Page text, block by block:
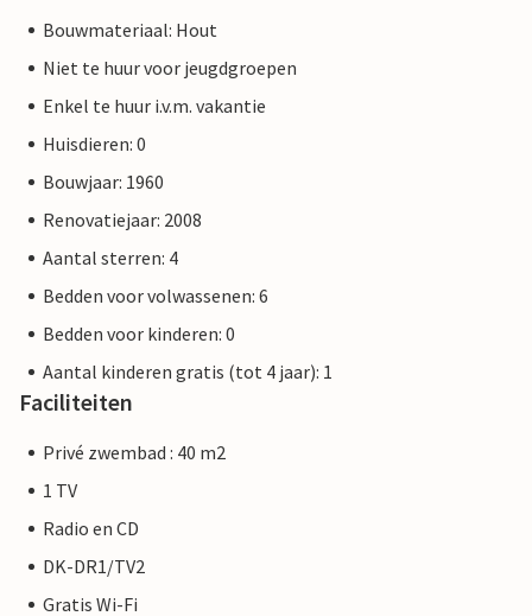
Bouwmateriaal: Hout
Niet te huur voor jeugdgroepen
Enkel te huur i.v.m. vakantie
Huisdieren: 0
Bouwjaar: 1960
Renovatiejaar: 2008
Aantal sterren: 4
Bedden voor volwassenen: 6
Bedden voor kinderen: 0
Aantal kinderen gratis (tot 4 jaar): 1
Faciliteiten
Privé zwembad : 40 m2
1 TV
Radio en CD
DK-DR1/TV2
Gratis Wi-Fi